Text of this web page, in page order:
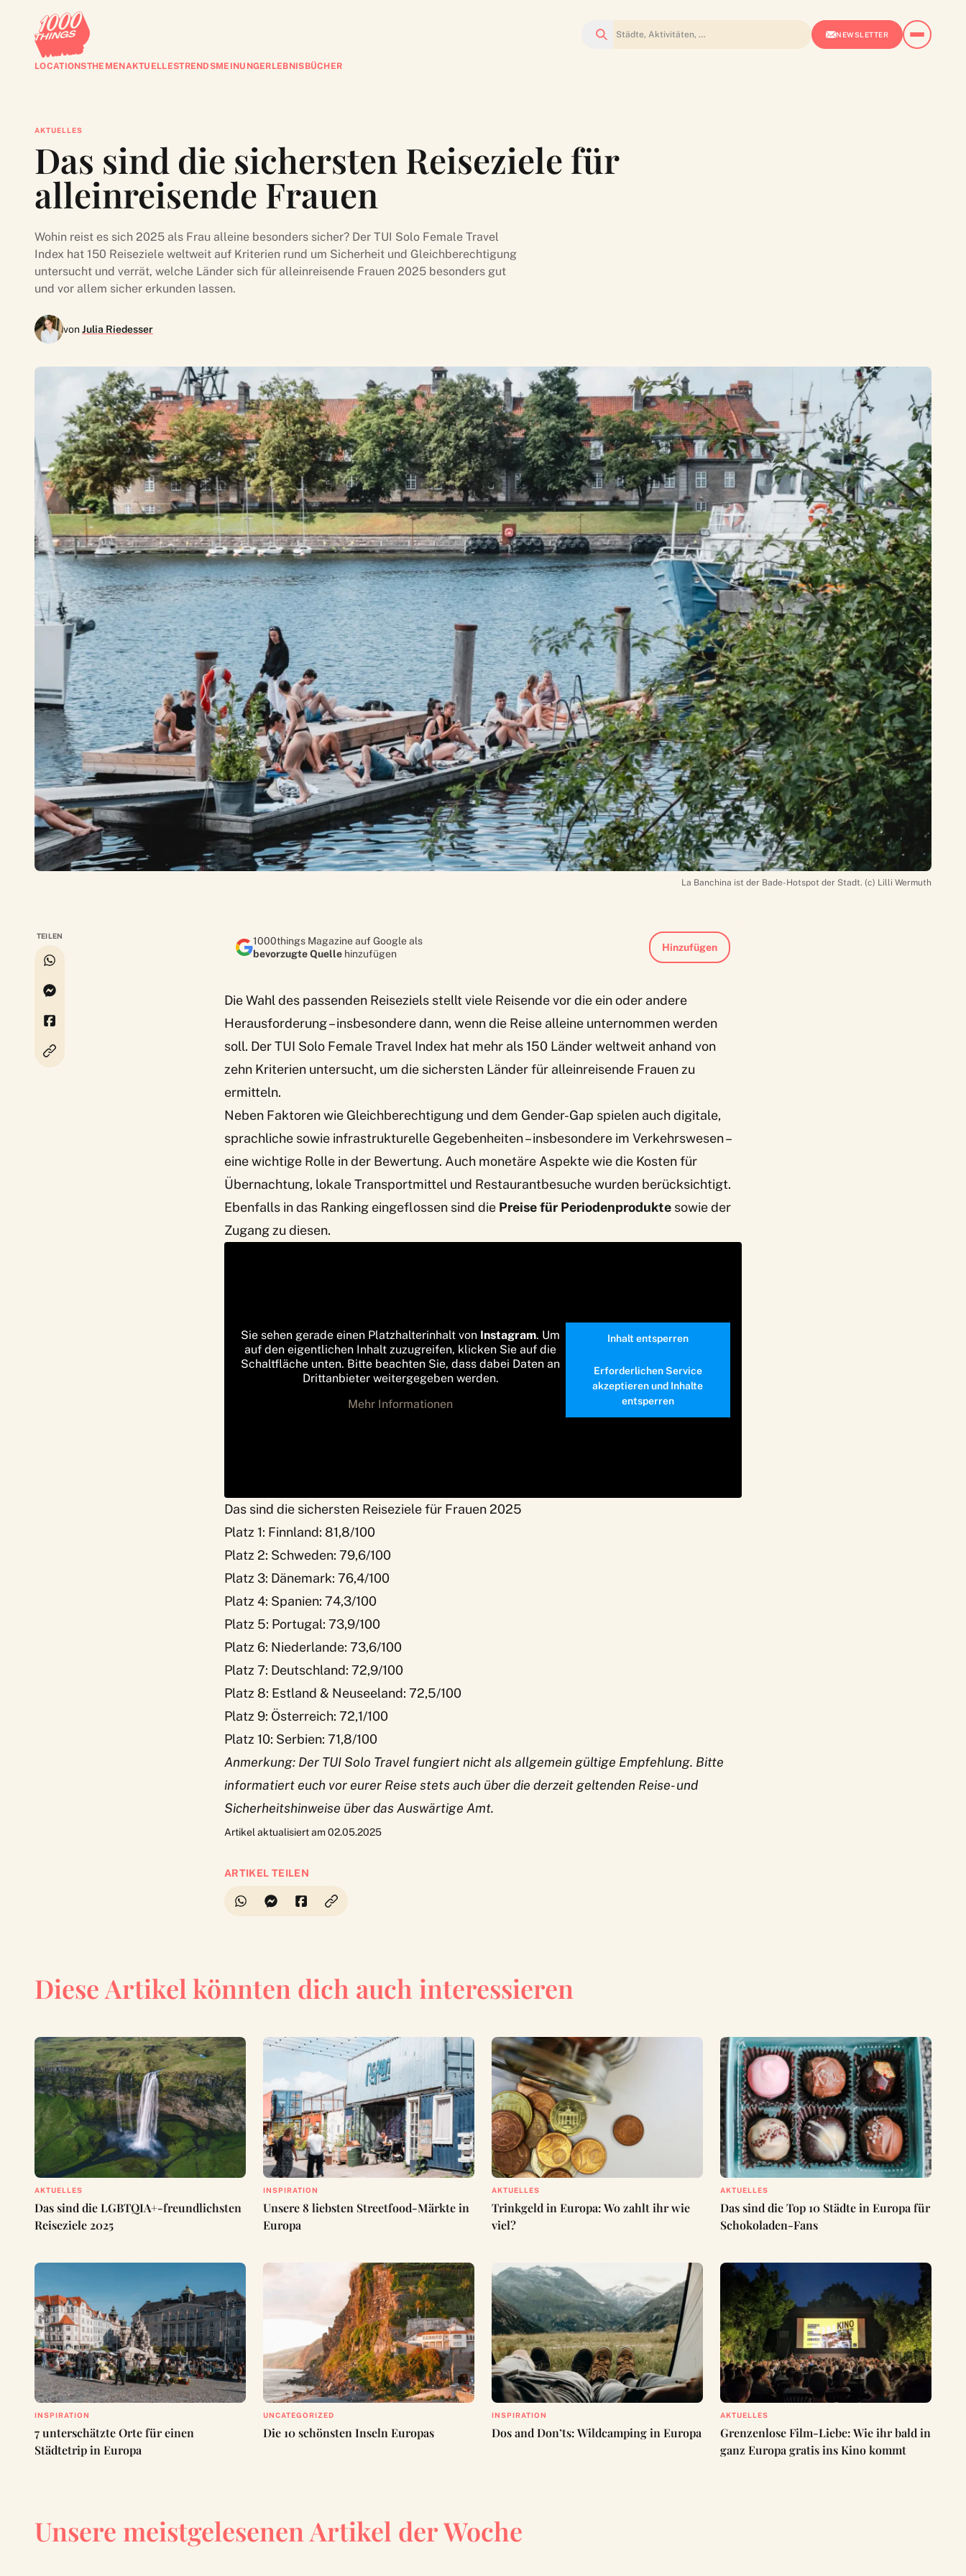
Suchen NEWSLETTER
LOCATIONSTHEMENAKTUELLESTRENDSMEINUNGERLEBNISBÜCHER
AKTUELLES
Das sind die sichersten Reiseziele für
alleinreisende Frauen
Wohin reist es sich 2025 als Frau alleine besonders sicher? Der TUI Solo Female Travel
Index hat 150 Reiseziele weltweit auf Kriterien rund um Sicherheit und Gleichberechtigung
untersucht und verrät, welche Länder sich für alleinreisende Frauen 2025 besonders gut
und vor allem sicher erkunden lassen.
vonJulia Riedesser
La Banchina ist der Bade-Hotspot der Stadt. (c) Lilli Wermuth
TEILEN
1000things Magazine auf Google als
bevorzugte Quelle hinzufügen
Hinzufügen
Die Wahl des passenden Reiseziels stellt viele Reisende vor die ein oder andere
Herausforderung – insbesondere dann, wenn die Reise alleine unternommen werden
soll. DerTUI Solo Female Travel Index hat mehr als 150 Länder weltweit anhand von
zehn Kriterien untersucht, um die sichersten Länder für alleinreisende Frauen zu
ermitteln.
Neben Faktoren wie Gleichberechtigung und dem Gender-Gap spielen auch digitale,
sprachliche sowie infrastrukturelle Gegebenheiten – insbesondere im Verkehrswesen –
eine wichtige Rolle in der Bewertung. Auch monetäre Aspekte wie die Kosten für
Übernachtung, lokale Transportmittel und Restaurantbesuche wurden berücksichtigt.
Ebenfalls in das Ranking eingeflossen sind die Preise für Periodenprodukte sowie der
Zugang zu diesen.
Sie sehen gerade einen Platzhalterinhalt von Instagram. Um
auf den eigentlichen Inhalt zuzugreifen, klicken Sie auf die
Schaltfläche unten. Bitte beachten Sie, dass dabei Daten an
Drittanbieter weitergegeben werden.
Mehr Informationen
Inhalt entsperren
Erforderlichen Service
akzeptieren und Inhalte
entsperren
Das sind die sichersten Reiseziele für Frauen 2025
Platz 1: Finnland: 81,8/100
Platz 2: Schweden: 79,6/100
Platz 3: Dänemark: 76,4/100
Platz 4: Spanien: 74,3/100
Platz 5: Portugal: 73,9/100
Platz 6: Niederlande: 73,6/100
Platz 7: Deutschland: 72,9/100
Platz 8: Estland & Neuseeland: 72,5/100
Platz 9: Österreich: 72,1/100
Platz 10: Serbien: 71,8/100
Anmerkung: Der TUI Solo Travel fungiert nicht als allgemein gültige Empfehlung. Bitte
informatiert euch vor eurer Reise stets auch über die derzeit geltenden Reise- und
Sicherheitshinweise über das Auswärtige Amt.
Artikel aktualisiert am 02.05.2025
ARTIKEL TEILEN
Diese Artikel könnten dich auch interessieren
AKTUELLES
Das sind die LGBTQIA+-freundlichsten
Reiseziele 2025
INSPIRATION
Unsere 8 liebsten Streetfood-Märkte in
Europa
AKTUELLES
Trinkgeld in Europa: Wo zahlt ihr wie
viel?
AKTUELLES
Das sind die Top 10 Städte in Europa für
Schokoladen-Fans
INSPIRATION
7 unterschätzte Orte für einen
Städtetrip in Europa
UNCATEGORIZED
Die 10 schönsten Inseln Europas
INSPIRATION
Dos and Don’ts: Wildcamping in Europa
AKTUELLES
Grenzenlose Film-Liebe: Wie ihr bald in
ganz Europa gratis ins Kino kommt
Unsere meistgelesenen Artikel der Woche